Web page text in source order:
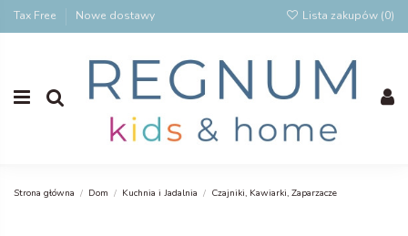
Tax Free Nowe dostawy Lista zakupów (0)
Strona główna Dom Kuchnia i Jadalnia Czajniki, Kawiarki, Zaparzacze